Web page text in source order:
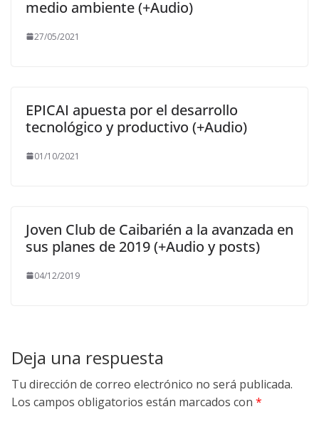
medio ambiente (+Audio)
27/05/2021
EPICAI apuesta por el desarrollo
tecnológico y productivo (+Audio)
01/10/2021
Joven Club de Caibarién a la avanzada en
sus planes de 2019 (+Audio y posts)
04/12/2019
Deja una respuesta
Tu dirección de correo electrónico no será publicada.
Los campos obligatorios están marcados con *